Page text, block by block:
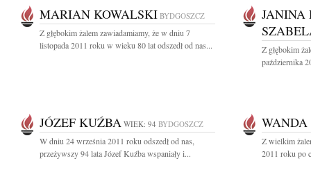
MARIAN KOWALSKI BYDGOSZCZ
Z głębokim żalem zawiadamiamy, że w dniu 7
listopada 2011 roku w wieku 80 lat odszedł od nas...
JANINA
Z głębokim
października
JÓZEF KUŹBA WIEK: 94 BYDGOSZCZ
W dniu 24 września 2011 roku odszedł od nas,
przeżywszy 94 lata Józef Kuźba wspaniały i...
WANDA
Z wielkim
2011 roku po